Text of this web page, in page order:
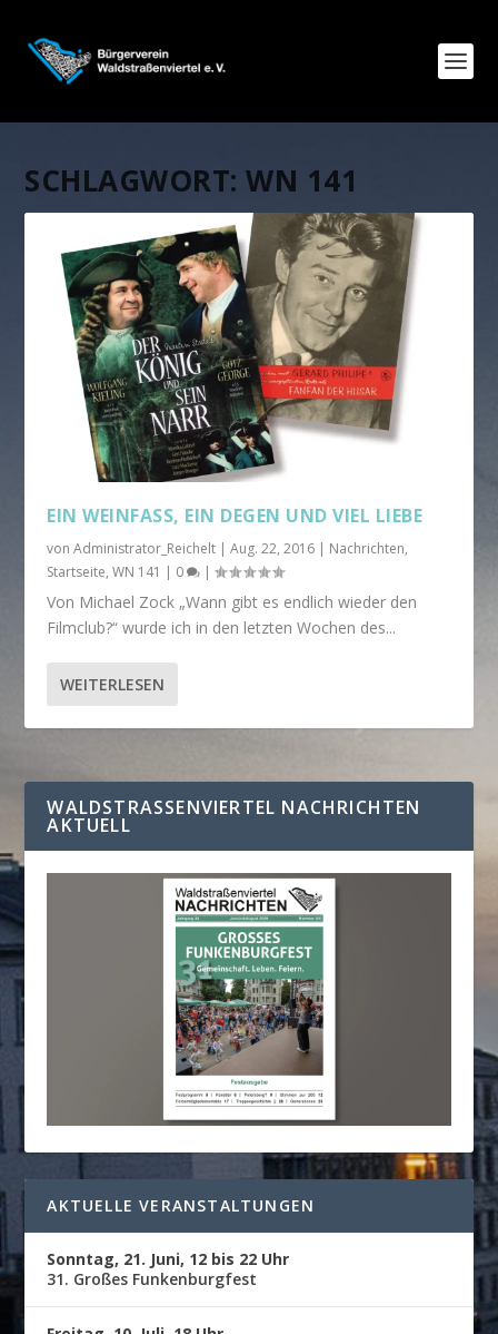
SCHLAGWORT:WN 141
EIN WEINFASS, EIN DEGEN UND VIEL LIEBE
vonAdministrator_Reichelt |Aug. 22, 2016 | Nachrichten,
Startseite,WN 141 | 0 |
Von Michael Zock „Wann gibt es endlich wieder den
Filmclub?“ wurde ich in den letzten Wochen des...
WEITERLESEN
WALDSTRASSENVIERTEL NACHRICHTEN A
KTUELL
AKTUELLE VERANSTALTUNGEN
Sonntag, 21. Juni, 12 bis 22 Uhr
31. Großes Funkenburgfest